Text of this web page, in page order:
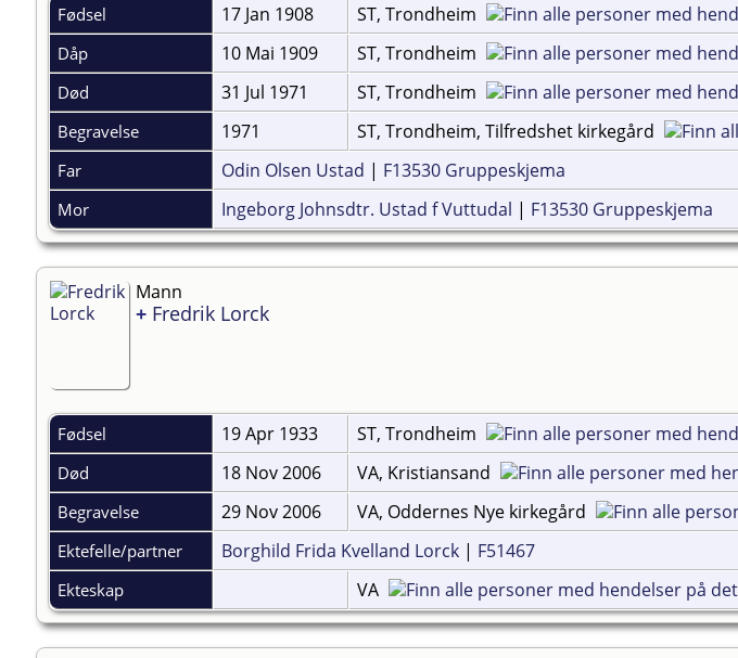
Fødsel 17 Jan 1908 ST, Trondheim
Dåp 10 Mai 1909 ST, Trondheim
Død 31 Jul 1971 ST, Trondheim
Begravelse 1971 ST, Trondheim, Tilfredshet kirkegård
Far Odin Olsen Ustad | F13530 Gruppeskjema
Mor Ingeborg Johnsdtr. Ustad f Vuttudal | F13530 Gruppeskjema
Mann
+ Fredrik Lorck
Fødsel 19 Apr 1933 ST, Trondheim
Død 18 Nov 2006 VA, Kristiansand
Begravelse 29 Nov 2006 VA, Oddernes Nye kirkegård
Ektefelle/partner Borghild Frida Kvelland Lorck | F51467
Ekteskap VA